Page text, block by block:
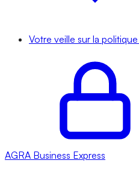
Votre veille sur la
AGRA Business Express